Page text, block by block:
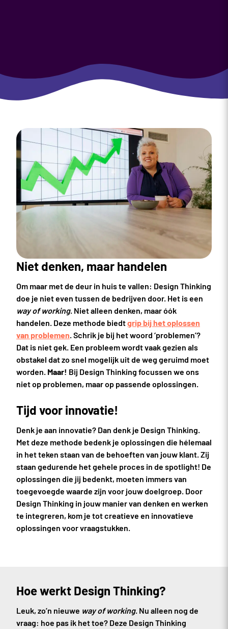
Niet denken, maar handelen
Om maar met de deur in huis te vallen: Design Thinking
doe je niet even tussen de bedrijven door. Het is een
way of working. Niet alleen denken, maar óók
handelen. Deze methode biedtgrip bij het oplossen
van problemen. Schrik je bij het woord ‘problemen’?
Dat is niet gek. Een probleem wordt vaak gezien als
obstakel dat zo snel mogelijk uit de weg geruimd moet
worden. Maar! Bij Design Thinking focussen we ons
niet op problemen, maar op passende oplossingen.
Tijd voor innovatie!
Denk je aan innovatie? Dan denk je Design Thinking.
Met deze methode bedenk je oplossingen die hélemaal
in het teken staan van de behoeften van jouw klant. Zij
staan gedurende het gehele proces in de spotlight! De
oplossingen die jij bedenkt, moeten immers van
toegevoegde waarde zijn voor jouw doelgroep. Door
Design Thinking in jouw manier van denken en werken
te integreren, kom je tot creatieve en innovatieve
oplossingen voor vraagstukken.
Hoe werkt Design Thinking?
Leuk, zo’n nieuwe way of working. Nu alleen nog de
vraag: hoe pas ik het toe? Deze Design Thinking